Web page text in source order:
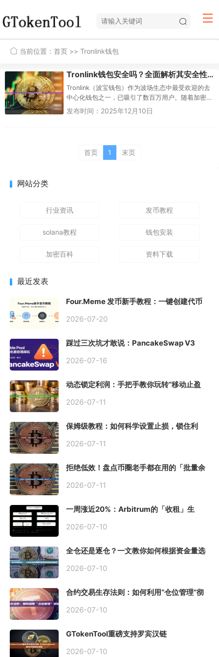
当前位置： 首页 >> Tronlink钱包
Tronlink钱包安全吗？全面解析其安全性及使用建议
Tronlink（波宝钱包）作为波场生态中最受欢迎的去
中心化钱包之一，已吸引了数百万用户。随着加密
货币的普及，钱包安全性成为用户最关心的问题。
发布时间：2025年12月10日
首页 1 末页
网站分类
行业资讯 发币教程
solana教程 钱包安装
加密百科 资料下载
最近发表
Four.Meme 发币新手教程：一键创建代币
2026-07-20
踩过三次坑才敢说：PancakeSwap V3
初始化
2026-07-16
动态锁定利润：手把手教你玩转“移动止盈
2026-07-11
保姆级教程：如何科学设置止损，锁住利
2026-07-11
拒绝低效！盘点币圈老手都在用的「批量余
2026-07-11
一周涨近20%：Arbitrum的「收租」生
2026-07-10
全仓还是逐仓？一文教你如何根据资金量选
2026-07-10
合约交易生存法则：如何利用“仓位管理”彻
2026-07-10
GTokenTool重磅支持罗宾汉链
2026-07-10